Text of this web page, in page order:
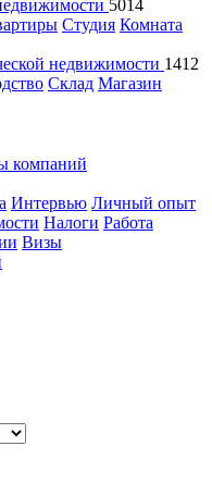
5014
Студия Комната
недвижимости 1412
Склад Магазин
компаний
Интервью Личный опыт
Налоги Работа
Визы